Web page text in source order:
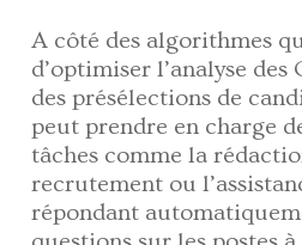
A côté des algorithmes
d’optimiser l’analyse
des présélections de
peut prendre en charge
tâches comme la
recrutement ou
répondant